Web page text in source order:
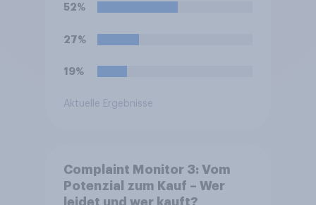
52%
27%
19%
Aktuelle Ergebnisse
Complaint Monitor 3: Vom
Potenzial zum Kauf – Wer
leidet und wer kauft?